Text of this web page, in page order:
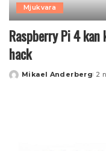
Mjukvara
Raspberry Pi 4
hack
Posted
Mikael Anderberg 2